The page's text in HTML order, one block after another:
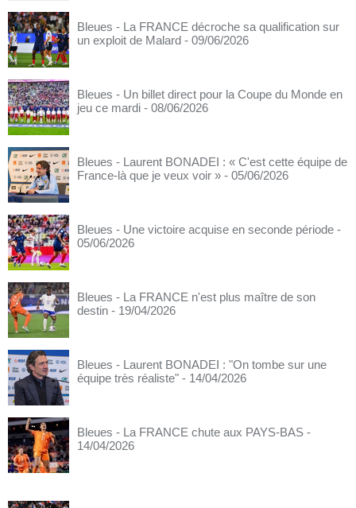
Bleues - La FRANCE décroche sa qualification sur
un exploit de Malard - 09/06/2026
Bleues - Un billet direct pour la Coupe du Monde en
jeu ce mardi - 08/06/2026
Bleues - Laurent BONADEI : « C'est cette équipe de
France-là que je veux voir » - 05/06/2026
Bleues - Une victoire acquise en seconde période -
05/06/2026
Bleues - La FRANCE n'est plus maître de son
destin - 19/04/2026
Bleues - Laurent BONADEI : "On tombe sur une
équipe très réaliste" - 14/04/2026
Bleues - La FRANCE chute aux PAYS-BAS -
14/04/2026